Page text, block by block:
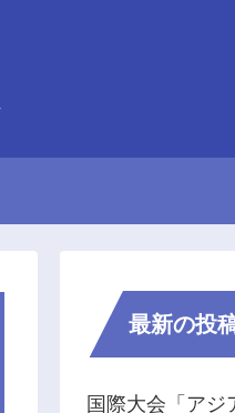
最新の投
国際大会「アジ